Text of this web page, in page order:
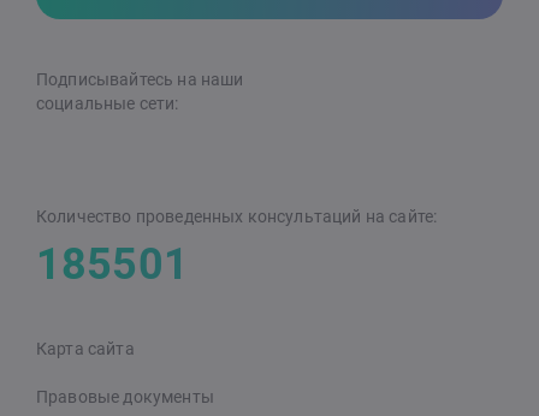
Карта сайта
Правовые документы
Подписывайтесь на наши
cоциальные сети:
Количество проведенных консультаций на сайте:
185501